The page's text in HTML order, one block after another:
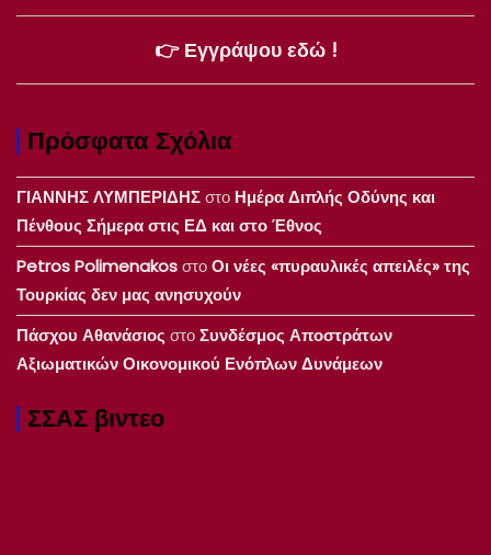
👉 Εγγράψου εδώ !
Πρόσφατα Σχόλια
ΓΙΑΝΝΗΣ ΛΥΜΠΕΡΙΔΗΣστο Ημέρα Διπλής Οδύνης και
Πένθους Σήμερα στις ΕΔ και στο Έθνος
Petros PolimenakosστοΟι νέες «πυραυλικές απειλές» της
Τουρκίας δεν μας ανησυχούν
Πάσχου Αθανάσιος στοΣυνδέσμος Αποστράτων
Αξιωματικών Οικονομικού Ενόπλων Δυνάμεων
ΣΣΑΣ βιντεο